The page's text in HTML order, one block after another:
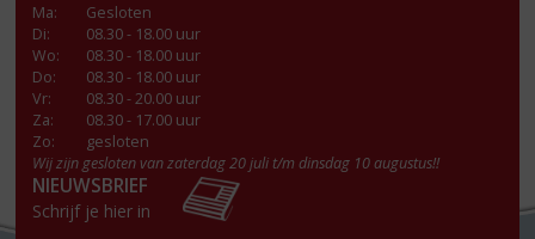
Ma:
Gesloten
Di:
08.30 - 18.00 uur
Wo:
08.30 - 18.00 uur
Do:
08.30 - 18.00 uur
Vr:
08.30 - 20.00 uur
Za:
08.30 - 17.00 uur
Zo:
gesloten
Wij zijn gesloten van zaterdag 20 juli t/m dinsdag 10 augustus!!
NIEUWSBRIEF
Schrijf je hier in